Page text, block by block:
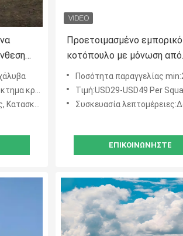
στρώματος
Προετοιμασμένο εμπορικό
κοτόπουλο με μόνωση από
χάλυβα
Ποσότητα παραγγελίας min:200
Τιμή:USD29-USD49 Per
Συσκευασία λεπτομέρειες:Δοχείο
ΕΠΙΚΟΙΝΩΝΉΣΤΕ